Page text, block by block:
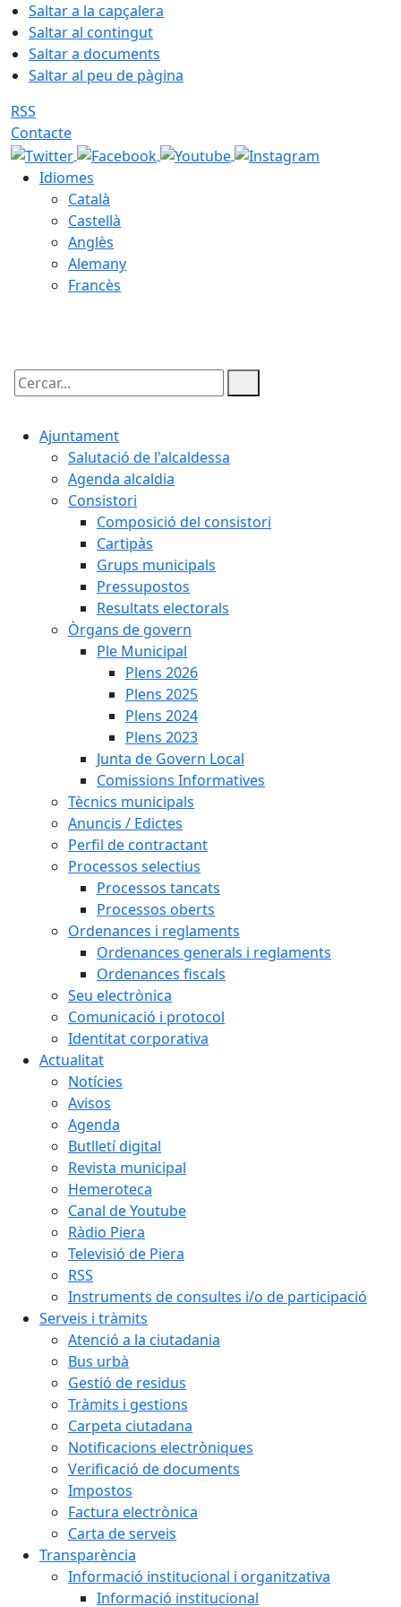
Saltar a la capçalera
Saltar al contingut
Saltar a documents
Saltar al peu de pàgina
RSS
Contacte
Idiomes
Català
Castellà
Anglès
Alemany
Francès
Cercar:
Ajuntament
Salutació de l'alcaldessa
Agenda alcaldia
Consistori
Composició del consistori
Cartipàs
Grups municipals
Pressupostos
Resultats electorals
Òrgans de govern
Ple Municipal
Plens 2026
Plens 2025
Plens 2024
Plens 2023
Junta de Govern Local
Comissions Informatives
Tècnics municipals
Anuncis / Edictes
Perfil de contractant
Processos selectius
Processos tancats
Processos oberts
Ordenances i reglaments
Ordenances generals i reglaments
Ordenances fiscals
Seu electrònica
Comunicació i protocol
Identitat corporativa
Actualitat
Notícies
Avisos
Agenda
Butlletí digital
Revista municipal
Hemeroteca
Canal de Youtube
Ràdio Piera
Televisió de Piera
RSS
Instruments de consultes i/o de participació
Serveis i tràmits
Atenció a la ciutadania
Bus urbà
Gestió de residus
Tràmits i gestions
Carpeta ciutadana
Notificacions electròniques
Verificació de documents
Impostos
Factura electrònica
Carta de serveis
Transparència
Informació institucional i organitzativa
Informació institucional